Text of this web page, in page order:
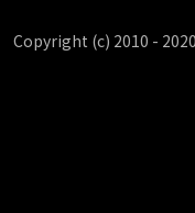
Copyright (c) 2010 -